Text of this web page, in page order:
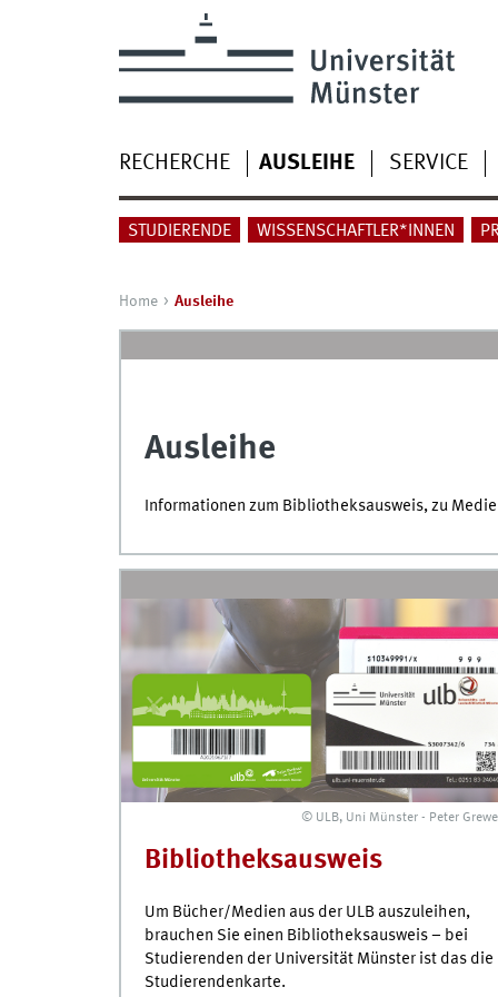
RECHERCHE AUSLEIHE SERVICE
STUDIERENDE WISSENSCHAFTLER*INNEN
Home Ausleihe
Ausleihe
Informationen zum Bibliotheksausweis, zu
© ULB, Uni Münster - Peter
Bibliotheksausweis
Um Bücher/Medien aus der ULB auszuleihen,
brauchen Sie einen Bibliotheksausweis – bei
Studierenden der Universität Münster ist das die
Studierendenkarte.